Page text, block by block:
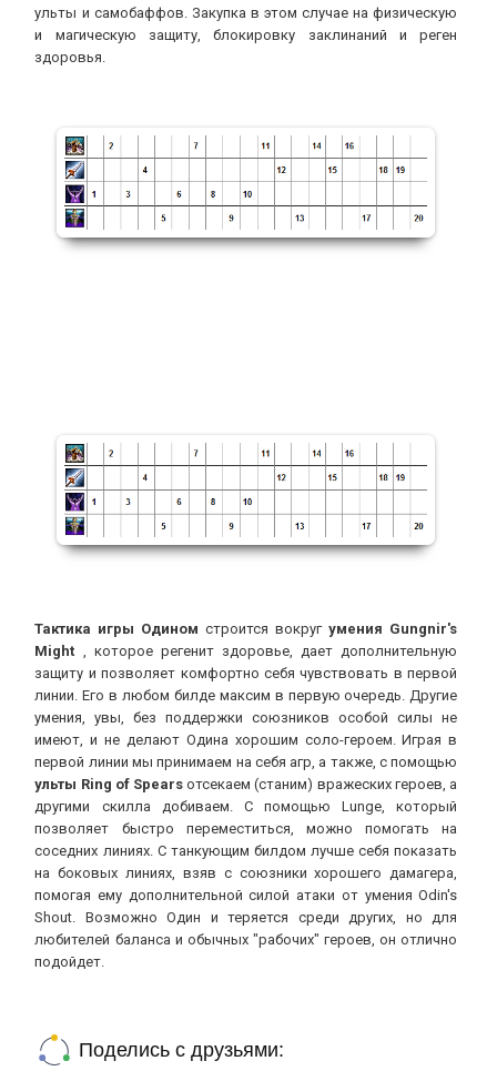
ульты и самобаффов. Закупка в этом случае на физическую
и магическую защиту, блокировку заклинаний и реген
здоровья.
Тактика игры Одином строится вокругумения Gungnir's
Might , которое регенит здоровье, дает дополнительную
защиту и позволяет комфортно себя чувствовать в первой
линии. Его в любом билде максим в первую очередь. Другие
умения, увы, без поддержки союзников особой силы не
имеют, и не делают Одина хорошим соло-героем. Играя в
первой линии мы принимаем на себя агр, а также, с помощью
ульты Ring of Spears отсекаем (станим) вражеских героев, а
другими скилла добиваем. С помощью Lunge, который
позволяет быстро переместиться, можно помогать на
соседних линиях. С танкующим билдом лучше себя показать
на боковых линиях, взяв с союзники хорошего дамагера,
помогая ему дополнительной силой атаки от умения Odin's
Shout. Возможно Один и теряется среди других, но для
любителей баланса и обычных "рабочих" героев, он отлично
подойдет.
Поделись с друзьями: